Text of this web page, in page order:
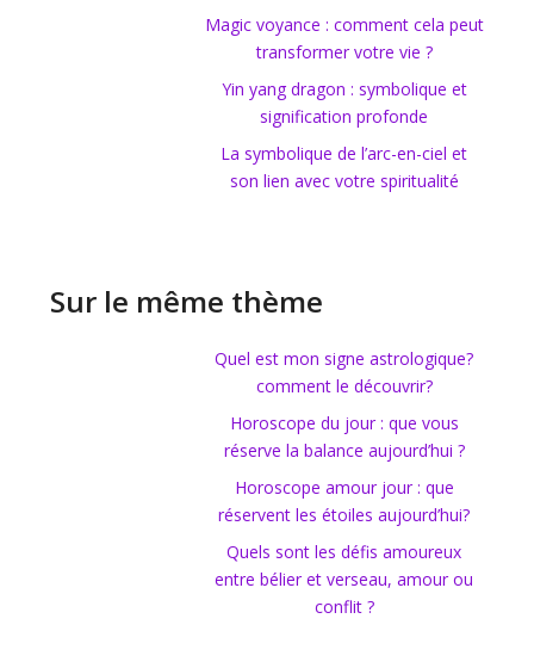
Magic voyance : comment cela peut
transformer votre vie ?
Yin yang dragon : symbolique et
signification profonde
La symbolique de l’arc-en-ciel et
son lien avec votre spiritualité
Sur le même thème
Quel est mon signe astrologique?
comment le découvrir?
Horoscope du jour : que vous
réserve la balance aujourd’hui ?
Horoscope amour jour : que
réservent les étoiles aujourd’hui?
Quels sont les défis amoureux
entre bélier et verseau, amour ou
conflit ?